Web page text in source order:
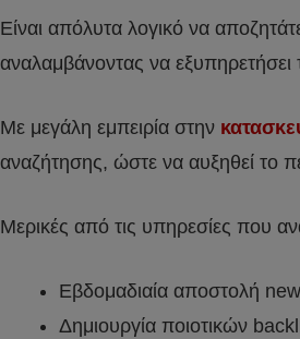
Είναι απόλυτα λογικό να
αναλαμβάνοντας να εξυπηρετήσει
Με μεγάλη εμπειρία στην
αναζήτησης, ώστε να αυξηθεί το
Μερικές από τις υπηρεσίες που
Εβδομαδιαία αποστολή
Δημιουργία ποιοτικών